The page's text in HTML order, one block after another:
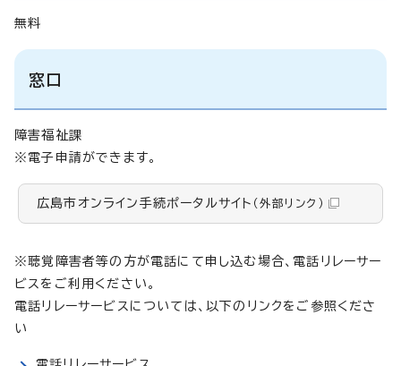
無料
窓口
障害福祉課
※電子申請ができます。
広島市オンライン手続ポータルサイト （外部リンク）
※聴覚障害者等の方が電話にて申し込む場合、電話リレーサー
ビスをご利用ください。
電話リレーサービスについては、以下のリンクをご参照くださ
い